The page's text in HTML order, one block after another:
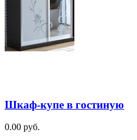
Шкаф-купе в гостиную
0.00 руб.